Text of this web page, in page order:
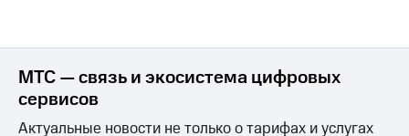
МТС — связь и экосистема цифровых
сервисов
Актуальные новости не только о тарифах и услугах